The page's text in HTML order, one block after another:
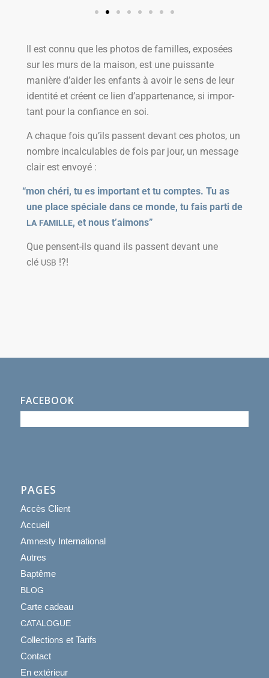
Il est connu que les pho­tos de familles, expo­sées
sur les murs de la mai­son, est une puis­sante
manière d’ai­der les enfants à avoir le sens de leur
iden­ti­té et créent ce lien d’ap­par­te­nance, si impor­
tant pour la confiance en soi.
A chaque fois qu’ils passent devant ces pho­tos, un
nombre incal­cu­lables de fois par jour, un mes­sage
clair est envoyé :
“mon ché­ri, tu es impor­tant et tu comptes. Tu as
une place spé­ciale dans ce monde, tu fais par­ti de
LA FAMILLE, et nous t’aimons”
Que pensent-ils quand ils passent devant une
clé USB !?!
FACEBOOK
PAGES
Accès Client
Accueil
Amnesty International
Autres
Baptême
BLOG
Carte cadeau
CATALOGUE
Collections et Tarifs
Contact
En extérieur